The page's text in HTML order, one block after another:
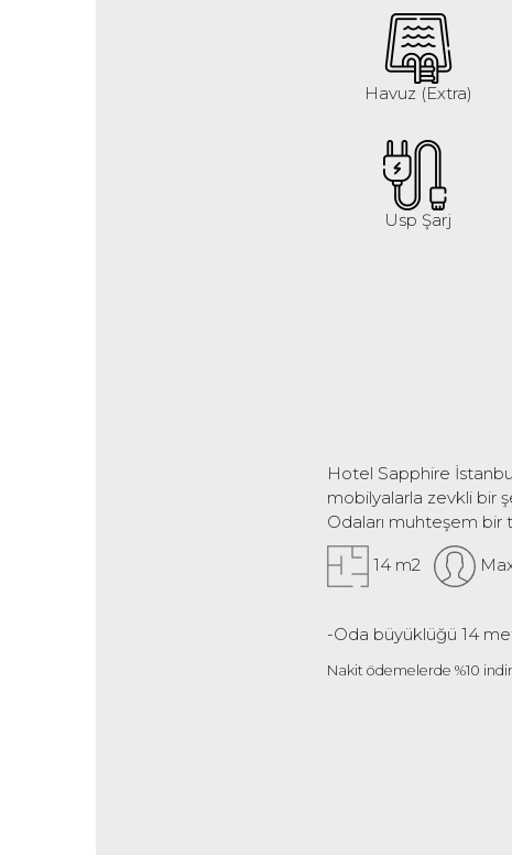
Havuz (Extra)
Usp Şarj
Hotel Sapphire
mobilyalarla zevkli bir
Odaları muhteşem bir
14 m2
-Oda büyüklüğü 14
Nakit ödemelerde %10